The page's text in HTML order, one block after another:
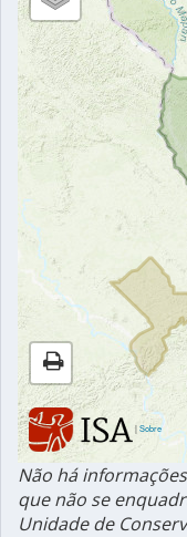
|Sobre
Não há
que não se
Unidade de